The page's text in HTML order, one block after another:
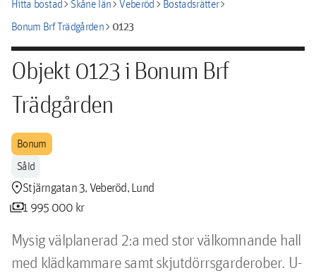
Hitta bostadchevron_rightSkåne länchevron_rightVeberödchevron_rightBostadsrätterchevron_right
Bonum Brf Trädgårdenchevron_right0123
Objekt 0123 i Bonum Brf
Trädgården
Bonum
Såld
location_pinStjärngatan 3, Veberöd, Lund
payments1 995 000 kr
Mysig välplanerad 2:a med stor välkomnande hall
med klädkammare samt skjutdörrsgarderober. U-